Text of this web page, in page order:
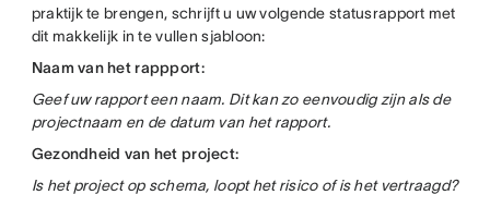
praktijk te brengen, schrijft u uw volgende statusrapport met
dit makkelijk in te vullen sjabloon:
Naam van het rappport:
Geef uw rapport een naam. Dit kan zo eenvoudig zijn als de
projectnaam en de datum van het rapport.
Gezondheid van het project:
Is het project op schema, loopt het risico of is het vertraagd?